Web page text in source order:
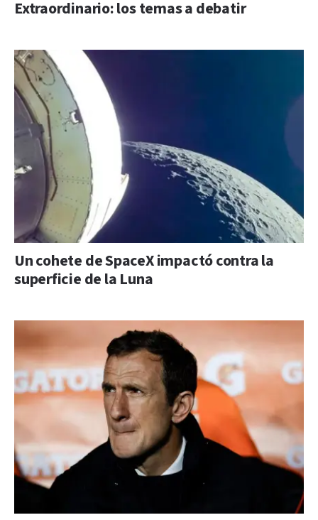
Extraordinario: los temas a debatir
Un cohete de SpaceX impactó contra la
superficie de la Luna